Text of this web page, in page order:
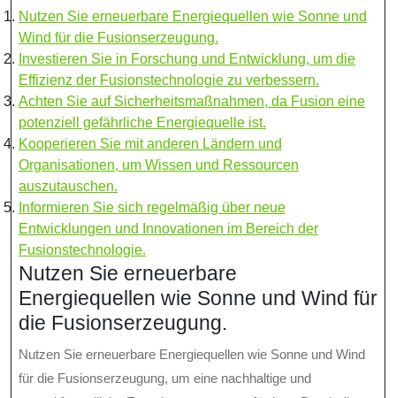
Nutzen Sie erneuerbare Energiequellen wie Sonne und
Wind für die Fusionserzeugung.
Investieren Sie in Forschung und Entwicklung, um die
Effizienz der Fusionstechnologie zu verbessern.
Achten Sie auf Sicherheitsmaßnahmen, da Fusion eine
potenziell gefährliche Energiequelle ist.
Kooperieren Sie mit anderen Ländern und
Organisationen, um Wissen und Ressourcen
auszutauschen.
Informieren Sie sich regelmäßig über neue
Entwicklungen und Innovationen im Bereich der
Fusionstechnologie.
Nutzen Sie erneuerbare
Energiequellen wie Sonne und Wind für
die Fusionserzeugung.
Nutzen Sie erneuerbare Energiequellen wie Sonne und Wind
für die Fusionserzeugung, um eine nachhaltige und